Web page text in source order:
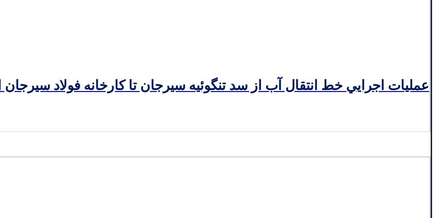
عمليات اجرايي خط انتقال آب از سد تنگوئيه سيرجان تا كارخانه فولاد سيرجان